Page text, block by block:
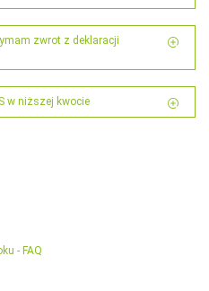
- FAQ
zwrot z deklaracji
w niższej kwocie